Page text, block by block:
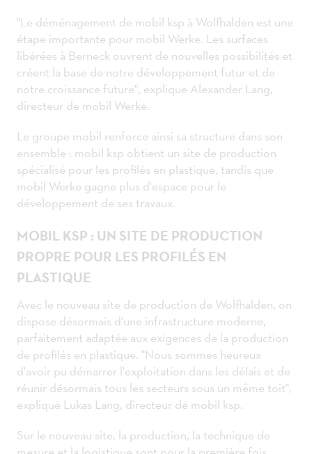
"Le déménagement de mobil ksp à Wolfhalden est une
étape importante pour mobil Werke. Les surfaces
libérées à Berneck ouvrent de nouvelles possibilités et
créent la base de notre développement futur et de
notre croissance future", explique Alexander Lang,
directeur de mobil Werke.
Le groupe mobil renforce ainsi sa structure dans son
ensemble : mobil ksp obtient un site de production
spécialisé pour les profilés en plastique, tandis que
mobil Werke gagne plus d'espace pour le
développement de ses travaux.
MOBIL KSP : UN SITE DE PRODUCTION
PROPRE POUR LES PROFILÉS EN
PLASTIQUE
Avec le nouveau site de production de Wolfhalden, on
dispose désormais d'une infrastructure moderne,
parfaitement adaptée aux exigences de la production
de profilés en plastique. "Nous sommes heureux
d'avoir pu démarrer l'exploitation dans les délais et de
réunir désormais tous les secteurs sous un même toit",
explique Lukas Lang, directeur de mobil ksp.
Sur le nouveau site, la production, la technique de